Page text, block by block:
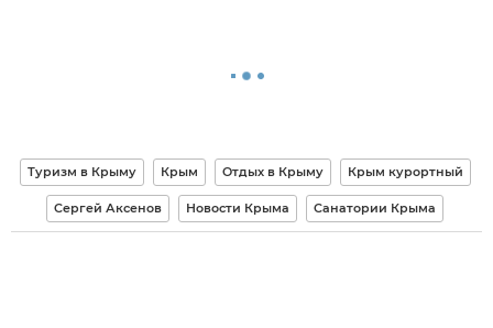
Туризм в Крыму Крым Отдых в Крыму Крым курортный
Сергей Аксенов Новости Крыма Санатории Крыма